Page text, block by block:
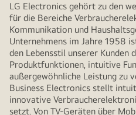
LG Electronics gehört zu den
für die Bereiche
Kommunikation und
Unternehmens im Jahre 1958
den Lebensstil unserer Kunden
Produktfunktionen, intuitive
außergewöhnliche Leistung zu
Business Electronics stellt
innovative
setzt. Von TV-Geräten über